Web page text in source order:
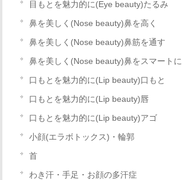
目もとを魅力的に(Eye beauty)たるみ
鼻を美しく(Nose beauty)鼻を高く
鼻を美しく(Nose beauty)鼻筋を通す
鼻を美しく(Nose beauty)鼻をスマートに
口もとを魅力的に(Lip beauty)口もと
口もとを魅力的に(Lip beauty)唇
口もとを魅力的に(Lip beauty)アゴ
小顔(エラボトックス)・輪郭
首
わき汗・手足・お顔の多汗症